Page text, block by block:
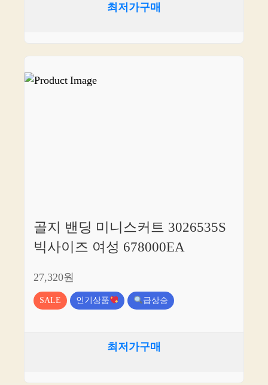
최저가구매
골지 밴딩 미니스커트 3026535S
빅사이즈 여성 678000EA
27,320원
SALE 인기상품 급상승
최저가구매